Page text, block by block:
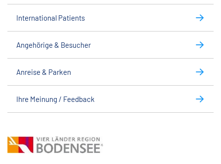
International Patients
Angehörige & Besucher
Anreise & Parken
Ihre Meinung / Feedback